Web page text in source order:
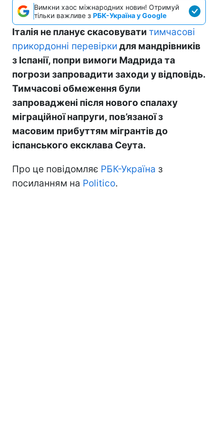
Вимкни хаос міжнародних новин! Отримуй
тільки важливе з РБК-Україна у Google
Італія не планує скасовувати тимчасові
прикордонні перевірки для мандрівників
з Іспанії, попри вимоги Мадрида та
погрози запровадити заходи у відповідь.
Тимчасові обмеження були
запроваджені після нового спалаху
міграційної напруги, пов’язаної з
масовим прибуттям мігрантів до
іспанського ексклава Сеута.
Про це повідомляє РБК-Україна з
посиланням на Politico.